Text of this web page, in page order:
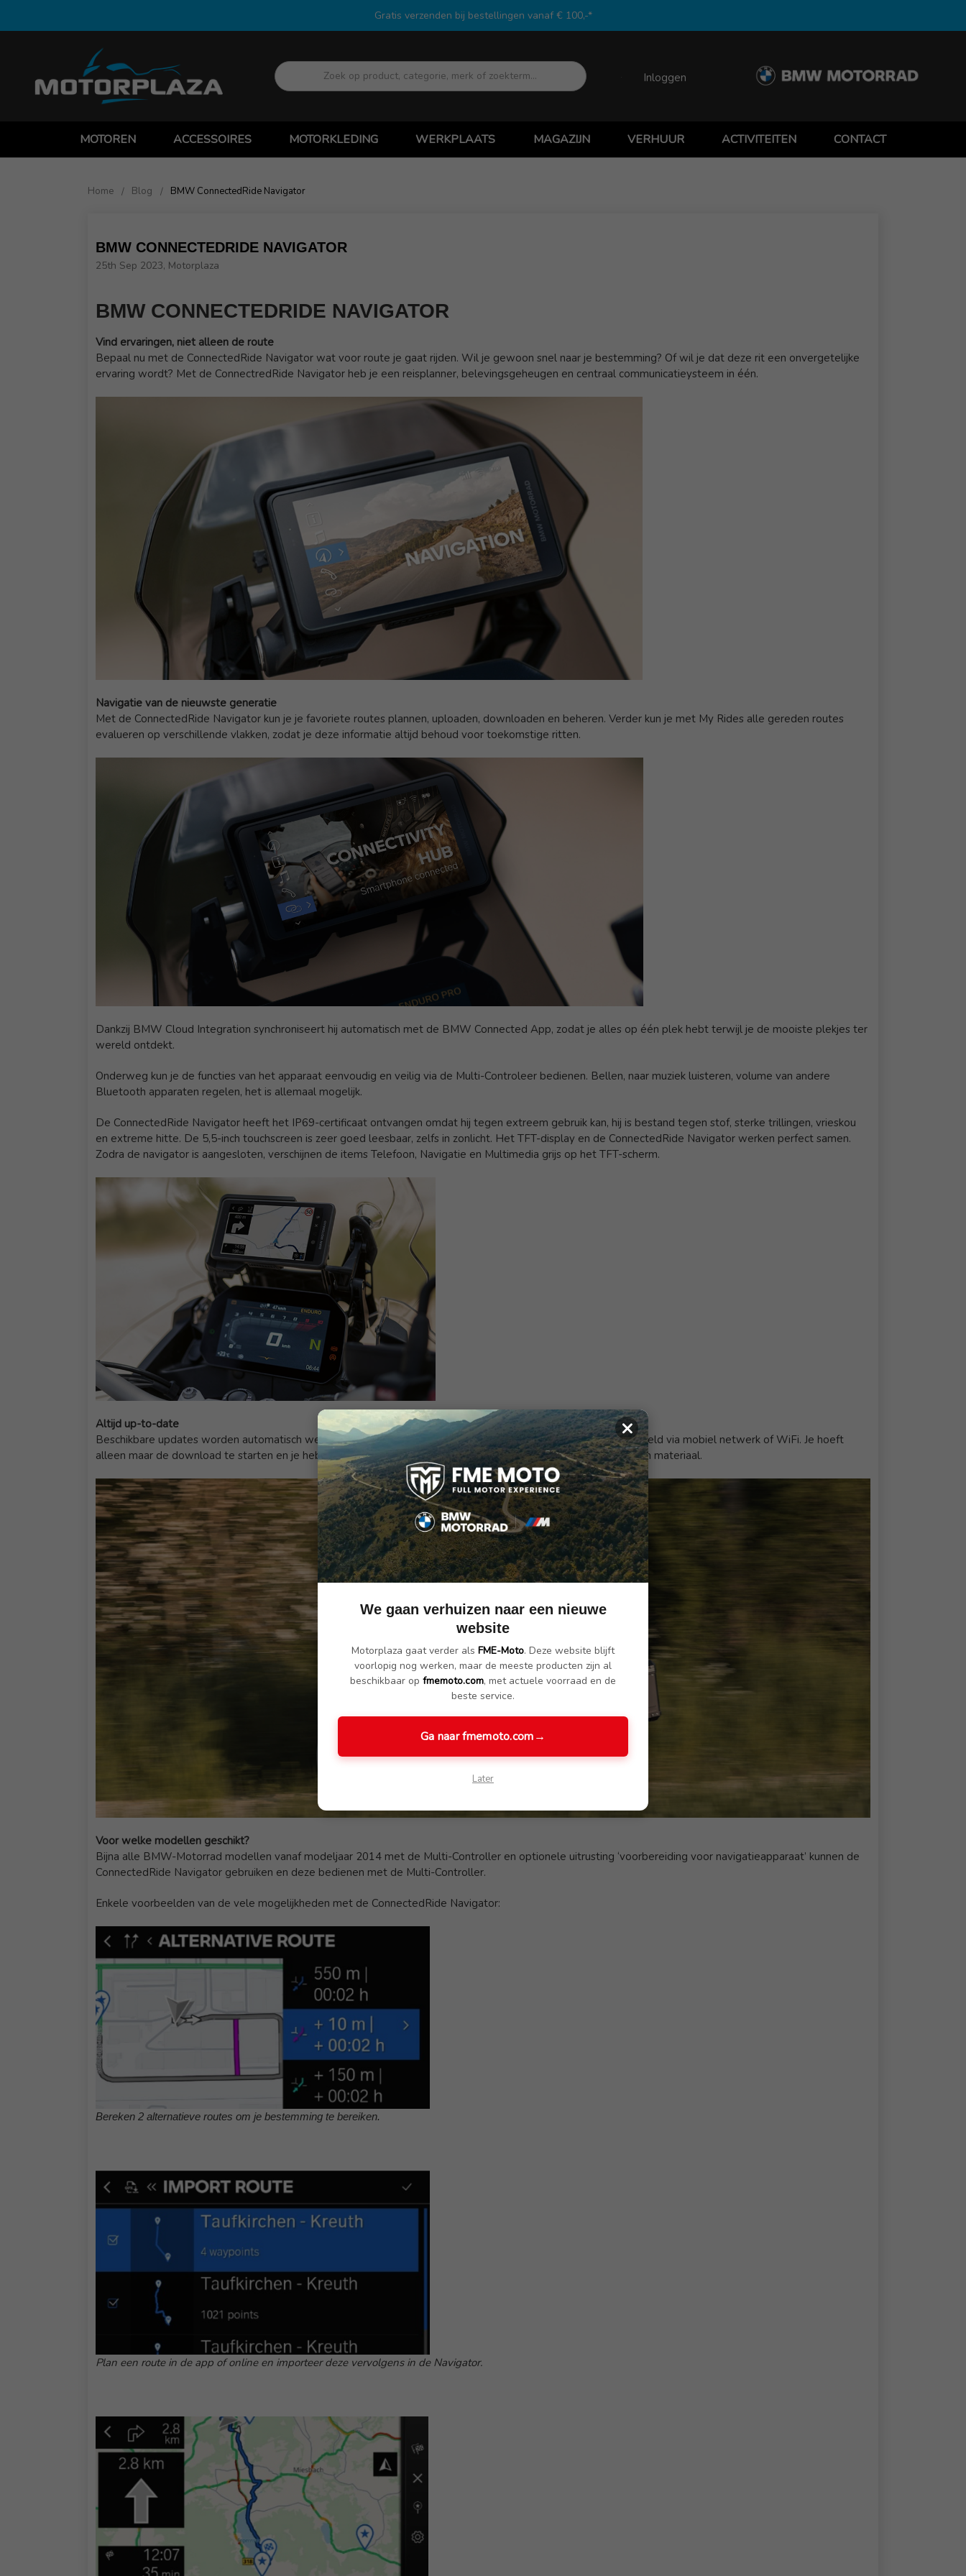
Gratis verzenden bij bestellingen vanaf € 100,-*
Zoek
Inloggen
MOTOREN ACCESSOIRES MOTORKLEDING WERKPLAATS MAGAZIJN VERHUUR ACTIVITEITEN CONTACT
Home Blog BMW ConnectedRide Navigator
BMW CONNECTEDRIDE NAVIGATOR
25th Sep 2023, Motorplaza
BMW CONNECTEDRIDE NAVIGATOR
Vind ervaringen, niet alleen de route
Bepaal nu met de ConnectedRide Navigator wat voor route je gaat rijden. Wil je gewoon snel naar je bestemming? Of wil je dat deze rit een onvergetelijke
ervaring wordt? Met de ConnectredRide Navigator heb je een reisplanner, belevingsgeheugen en centraal communicatieysteem in één.
Navigatie van de nieuwste generatie
Met de ConnectedRide Navigator kun je je favoriete routes plannen, uploaden, downloaden en beheren. Verder kun je met My Rides alle gereden routes
evalueren op verschillende vlakken, zodat je deze informatie altijd behoud voor toekomstige ritten.
Dankzij BMW Cloud Integration synchroniseert hij automatisch met de BMW Connected App, zodat je alles op één plek hebt terwijl je de mooiste plekjes ter
wereld ontdekt.
Onderweg kun je de functies van het apparaat eenvoudig en veilig via de Multi-Controleer bedienen. Bellen, naar muziek luisteren, volume van andere
Bluetooth apparaten regelen, het is allemaal mogelijk.
De ConnectedRide Navigator heeft het IP69-certificaat ontvangen omdat hij tegen extreem gebruik kan, hij is bestand tegen stof, sterke trillingen, vrieskou
en extreme hitte. De 5,5-inch touchscreen is zeer goed leesbaar, zelfs in zonlicht. Het TFT-display en de ConnectedRide Navigator werken perfect samen.
Zodra de navigator is aangesloten, verschijnen de items Telefoon, Navigatie en Multimedia grijs op het TFT-scherm.
Altijd up-to-date
Beschikbare updates worden automatisch weergegeven wanneer er een actieve internetverbinding is, bijvoorbeeld via mobiel netwerk of WiFi. Je hoeft
alleen maar de download te starten en je hebt op elk moment toegang tot de nieuwste functies en cartografisch materiaal.
Voor welke modellen geschikt?
Bijna alle BMW-Motorrad modellen vanaf modeljaar 2014 met de Multi-Controller en optionele uitrusting ‘voorbereiding voor navigatieapparaat’ kunnen de
ConnectedRide Navigator gebruiken en deze bedienen met de Multi-Controller.
Enkele voorbeelden van de vele mogelijkheden met de ConnectedRide Navigator:
Bereken 2 alternatieve routes om je bestemming te bereiken.
Plan een route in de app of online en importeer deze vervolgens in de Navigator.
×
We gaan verhuizen naar een nieuwe
website
Motorplaza gaat verder als FME-Moto. Deze website blijft
voorlopig nog werken, maar de meeste producten zijn al
beschikbaar op fmemoto.com, met actuele voorraad en de
beste service.
Ga naar fmemoto.com→
Later